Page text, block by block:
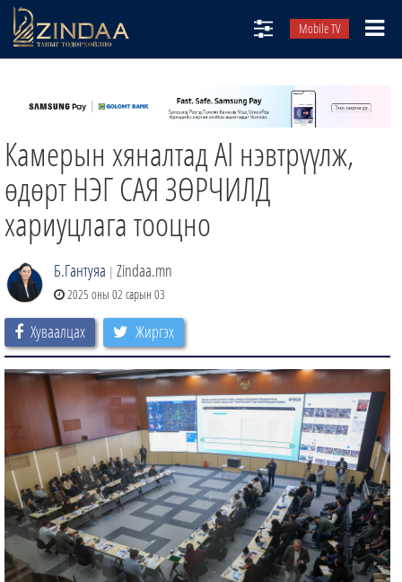
Mobile TV
ТВ8
ӨГЛӨӨНИЙ СОНИН
АУДИО ЗОХИОЛ
ЗИНДАА СЭТГҮҮЛ
Камерын хяналтад АI нэвтрүүлж,
өдөрт НЭГ САЯ ЗӨРЧИЛД
хариуцлага тооцно
Б.Гантуяа | Zindaa.mn
2025 оны 02 сарын 03
Хуваалцах Жиргэх